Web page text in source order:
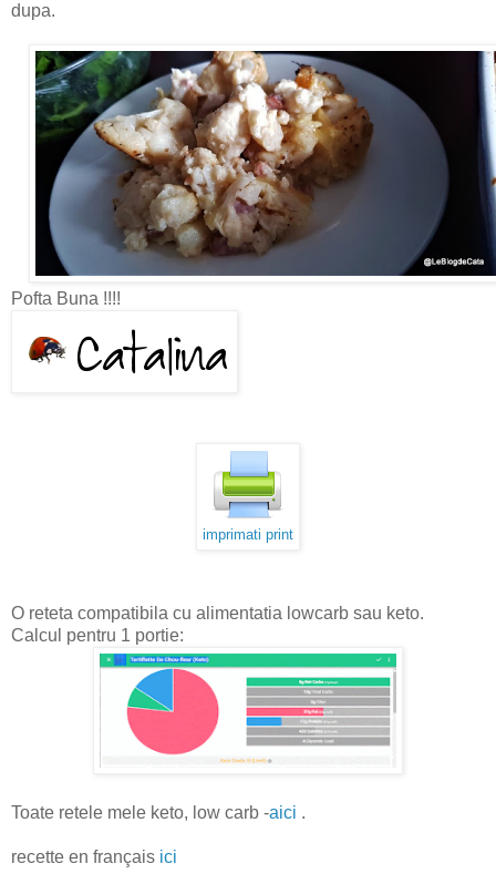
dupa.
Pofta Buna !!!!
imprimati print
O reteta compatibila cu alimentatia lowcarb sau keto.
Calcul pentru 1 portie:
Toate retele mele keto, low carb -aici .
recette en français ici